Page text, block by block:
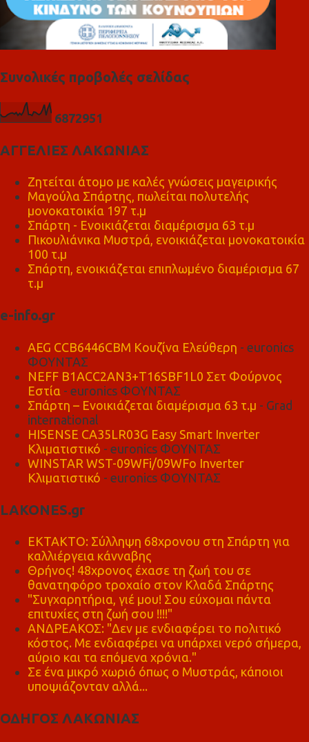
Συνολικές προβολές σελίδας
6872951
ΑΓΓΕΛΙΕΣ ΛΑΚΩΝΙΑΣ
Ζητείται άτομο με καλές γνώσεις μαγειρικής
Μαγούλα Σπάρτης, πωλείται πολυτελής
μονοκατοικία 197 τ.μ
Σπάρτη - Ενοικιάζεται διαμέρισμα 63 τ.μ
Πικουλιάνικα Μυστρά, ενοικιάζεται μονοκατοικία
100 τ.μ
Σπάρτη, ενοικιάζεται επιπλωμένο διαμέρισμα 67
τ.μ
e-info.gr
AEG CCB6446CBM Κουζίνα Ελεύθερη - euronics
ΦΟΥΝΤΑΣ
NEFF B1ACC2AN3+T16SBF1L0 Σετ Φούρνος
Εστία - euronics ΦΟΥΝΤΑΣ
Σπάρτη – Ενοικιάζεται διαμέρισμα 63 τ.μ - Grad
international
HISENSE CA35LR03G Easy Smart Inverter
Κλιματιστικό - euronics ΦΟΥΝΤΑΣ
WINSTAR WST-09WFi/09WFo Inverter
Κλιματιστικό - euronics ΦΟΥΝΤΑΣ
LAKONES.gr
ΕΚΤΑΚΤΟ: Σύλληψη 68χρονου στη Σπάρτη για
καλλιέργεια κάνναβης
Θρήνος! 48χρονος έχασε τη ζωή του σε
θανατηφόρο τροχαίο στον Κλαδά Σπάρτης
"Συγχαρητήρια, γιέ μου! Σου εύχομαι πάντα
επιτυχίες στη ζωή σου !!!!"
ΑΝΔΡΕΑΚΟΣ: "Δεν με ενδιαφέρει το πολιτικό
κόστος. Με ενδιαφέρει να υπάρχει νερό σήμερα,
αύριο και τα επόμενα χρόνια."
Σε ένα μικρό χωριό όπως ο Μυστράς, κάποιοι
υποψιάζονταν αλλά...
ΟΔΗΓΟΣ ΛΑΚΩΝΙΑΣ